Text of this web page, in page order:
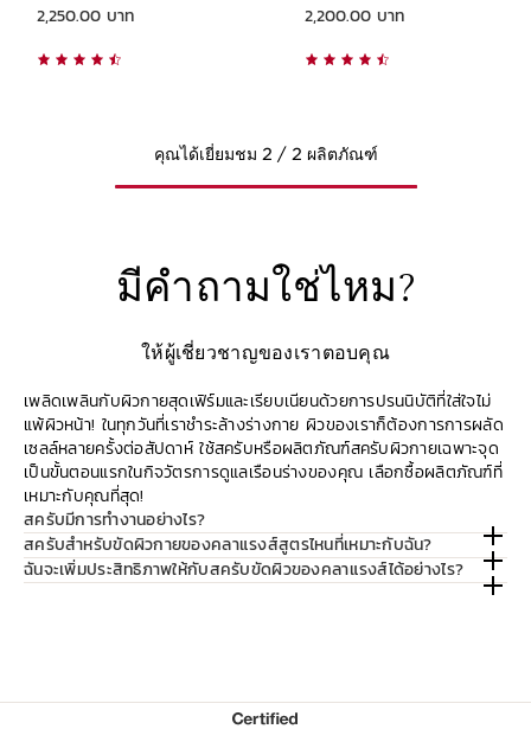
2,250.00 บาท 2,200.00 บาท
คุณได้เยี่ยมชม 2 / 2 ผลิตภัณฑ์
มีคำถามใช่ไหม?
ให้ผู้เชี่ยวชาญของเราตอบคุณ
เพลิดเพลินกับผิวกายสุดเฟิร์มและเรียบเนียนด้วยการปรนนิบัติที่ใส่ใจไม่
แพ้ผิวหน้า! ในทุกวันที่เราชำระล้างร่างกาย ผิวของเราก็ต้องการการผลัด
เซลล์หลายครั้งต่อสัปดาห์ ใช้สครับหรือผลิตภัณฑ์สครับผิวกายเฉพาะจุด
เป็นขั้นตอนแรกในกิจวัตรการดูแลเรือนร่างของคุณ เลือกซื้อผลิตภัณฑ์ที่
เหมาะกับคุณที่สุด!
สครับมีการทำงานอย่างไร?
สครับสำหรับขัดผิวกายของคลาแรงส์สูตรไหนที่เหมาะกับฉัน?
ฉันจะเพิ่มประสิทธิภาพให้กับสครับขัดผิวของคลาแรงส์ได้อย่างไร?